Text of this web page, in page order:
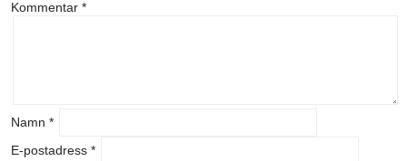
Kommentar *
Namn *
E-postadress *